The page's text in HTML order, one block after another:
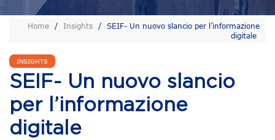
Home / Insights /
SEIF- Un nuovo slancio per l’informazione
digitale
INSIGHTS
SEIF- Un nuovo slancio
per l’informazione
digitale